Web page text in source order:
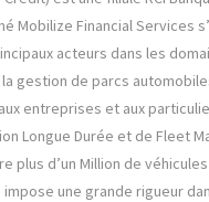
Mobilize Financial Services
acteurs dans les
gestion de parcs
entreprises et aux
Longue Durée et de Fleet
plus d’un Million de
une grande rigueur